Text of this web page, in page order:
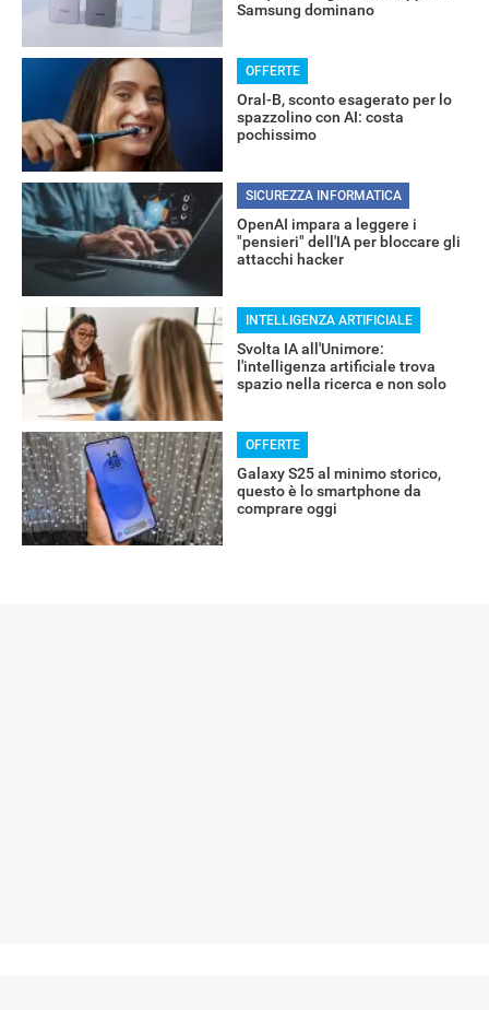
RECENSIONI
Samsung dominano
OFFERTE
Oral-B, sconto esagerato per lo
spazzolino con AI: costa
pochissimo
SICUREZZA INFORMATICA
OpenAI impara a leggere i
"pensieri" dell'IA per bloccare gli
attacchi hacker
INTELLIGENZA ARTIFICIALE
Svolta IA all'Unimore:
l'intelligenza artificiale trova
spazio nella ricerca e non solo
OFFERTE
Galaxy S25 al minimo storico,
questo è lo smartphone da
comprare oggi